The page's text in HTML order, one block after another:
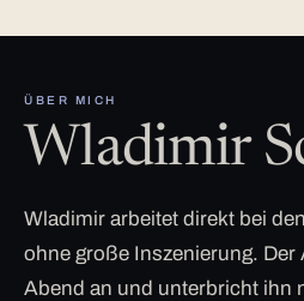
ÜBER MICH
Wladimir
Wladimir arbeitet direkt bei
ohne große Inszenierung.
Abend an und unterbricht ihn